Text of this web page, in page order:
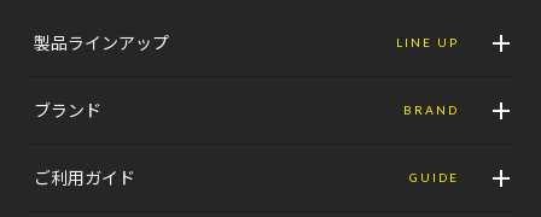
製品ラインアップ LINE UP
ブランド BRAND
ご利用ガイド GUIDE